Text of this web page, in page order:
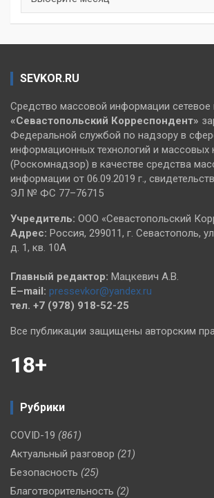
SEVKOR.RU
Средство массовой информации сетевое
«Севастопольский Корреспондент»
Федеральной службой по надзору в
информационных технологий и массовых
(Роскомнадзор) в качестве средства
информации от 06.09.2019 г.,
ЭЛ № ФС 77–76715
Учредитель: ООО «Севастопольский
Адрес: Россия, 299011, г. Севастополь,
д. 1, кв. 10А
Главный редактор: Мацкевич А.В.
E–mail: pressevkor@yandex.ru
тел. +7 (978) 918-52-25
Все публикации защищены авторским
18+
Рубрики
COVID-19 (861)
Актуальный разговор (21)
Безопасность (25)
Благотворительность (2)